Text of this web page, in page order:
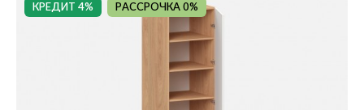
КРЕДИТ 4% РАССРОЧКА 0%